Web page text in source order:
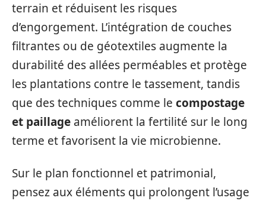
terrain et réduisent les risques
d’engorgement. L’intégration de couches
filtrantes ou de géotextiles augmente la
durabilité des allées perméables et protège
les plantations contre le tassement, tandis
que des techniques comme le compostage
et paillage améliorent la fertilité sur le long
terme et favorisent la vie microbienne.
Sur le plan fonctionnel et patrimonial,
pensez aux éléments qui prolongent l’usage